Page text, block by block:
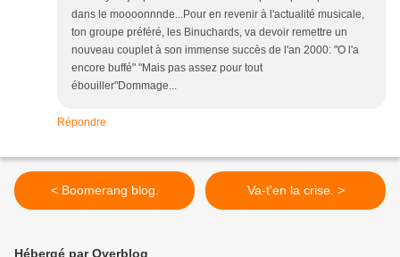
dans le moooonnnde...Pour en revenir à l'actualité musicale,
ton groupe préféré, les Binuchards, va devoir remettre un
nouveau couplet à son immense succès de l'an 2000: "O l'a
encore buffé" "Mais pas assez pour tout
ébouiller"Dommage...
Répondre
< Boomerang blog. Va-t'en la crise. >
Hébergé par Overblog